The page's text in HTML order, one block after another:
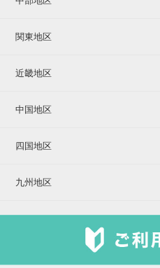
関東地区
近畿地区
中国地区
四国地区
九州地区